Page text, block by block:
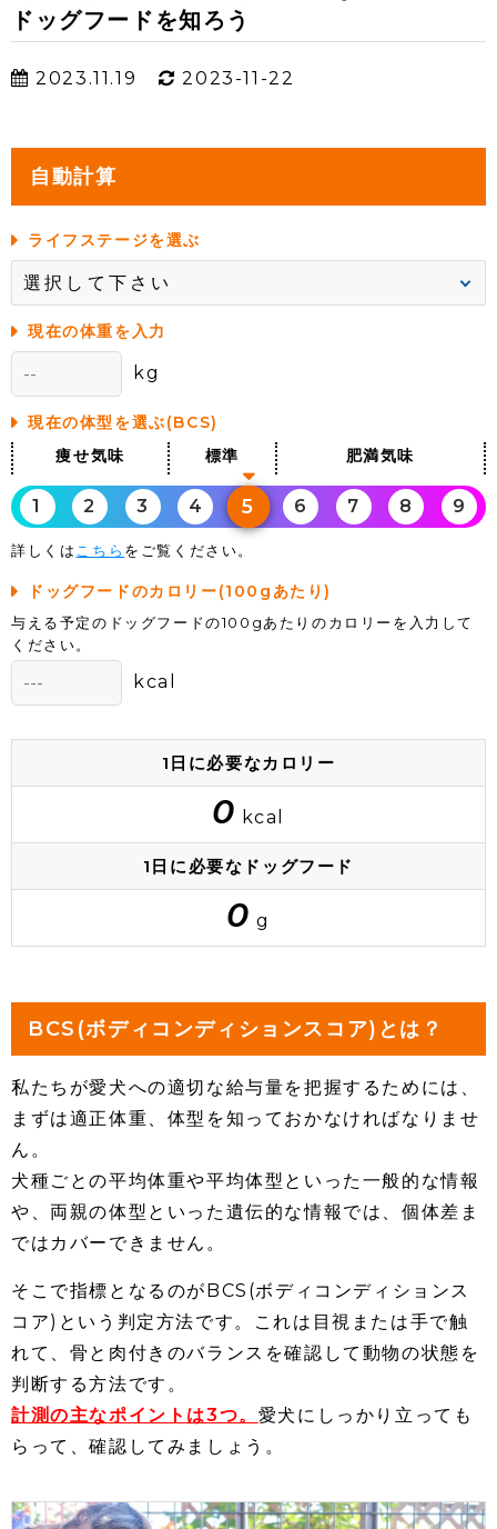
ドッグフードを知ろう
2023.11.19 2023-11-22
自動計算
ライフステージを選ぶ
現在の体重を入力
kg
現在の体型を選ぶ(BCS)
痩せ気味
標準 肥満気味
1 2 3 4 5 6 7 8 9
詳しくは こちら をご覧ください。
ドッグフードのカロリー(100gあたり)
与える予定のドッグフードの100gあたりのカロリーを入力して
ください。
kcal
1日に必要なカロリー
0 kcal
1日に必要なドッグフード
0 g
BCS(ボディコンディションスコア)とは？
私たちが愛犬への適切な給与量を把握するためには、
まずは適正体重、体型を知っておかなければなりませ
ん。
犬種ごとの平均体重や平均体型といった一般的な情報
や、両親の体型といった遺伝的な情報では、個体差ま
ではカバーできません。
そこで指標となるのがBCS(ボディコンディションス
コア)という判定方法です。これは目視または手で触
れて、骨と肉付きのバランスを確認して動物の状態を
判断する方法です。
計測の主なポイントは3つ。 愛犬にしっかり立っても
らって、確認してみましょう。